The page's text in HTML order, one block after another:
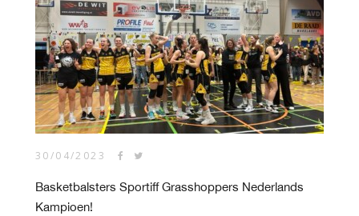
30/04/2023
Basketbalsters Sportiff Grasshoppers Nederlands
Kampioen!